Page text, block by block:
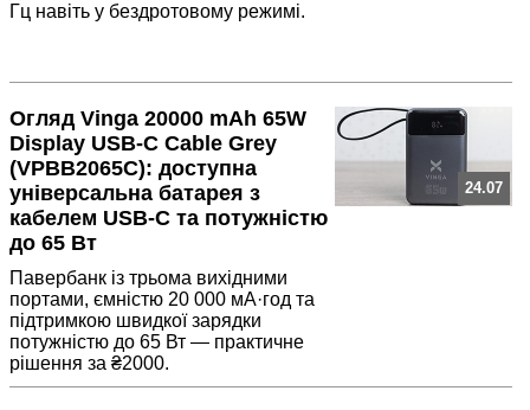
Гц навіть у бездротовому режимі.
Огляд Vinga 20000 mAh 65W
Display USB-C Cable Grey
(VPBB2065C): доступна
універсальна батарея з
кабелем USB-C та потужністю
до 65 Вт
Павербанк із трьома вихідними
портами, ємністю 20 000 мА·год та
підтримкою швидкої зарядки
потужністю до 65 Вт — практичне
рішення за ₴2000.
24.07